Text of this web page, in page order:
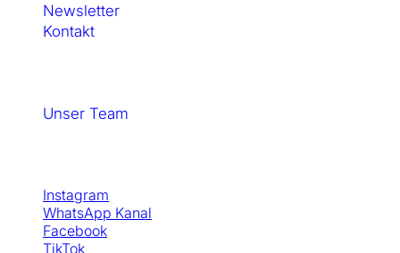
Newsletter
Kontakt
Unser Team
Instagram
WhatsApp Kanal
Facebook
TikTok